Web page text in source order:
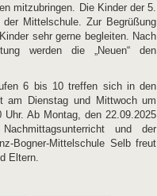
mitzubringen. Die Kinder der 5.
Mittelschule. Zur Begrüßung
sehr gerne begleiten. Nach
werden die „Neuen“ den
6 bis 10 treffen sich in den
am Dienstag und Mittwoch um
Ab Montag, den 22.09.2025
und der
Bogner-Mittelschule Selb freut
Eltern.